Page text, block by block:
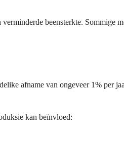
beensterkte. Sommige
afname van ongeveer 1% per
kan beïnvloed: